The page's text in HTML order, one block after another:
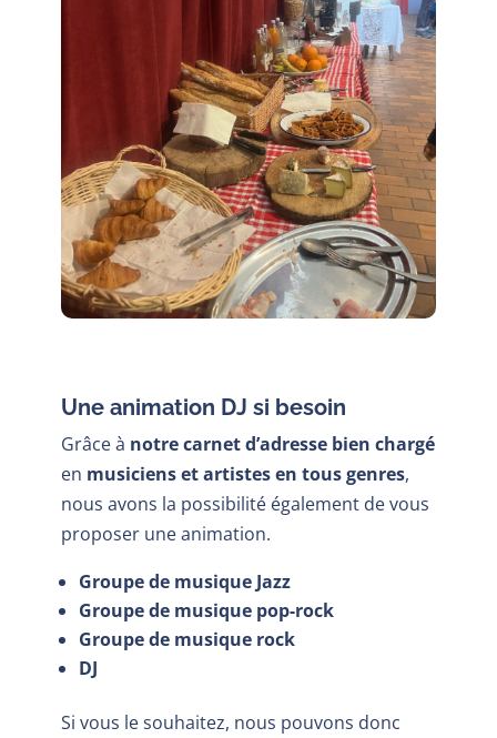
Une animation DJ si besoin
Grâce à notre carnet d’adresse bien chargé
en musiciens et artistes en tous genres,
nous avons la possibilité également de vous
proposer une animation.
Groupe de musique Jazz
Groupe de musique pop-rock
Groupe de musique rock
DJ
Si vous le souhaitez, nous pouvons donc